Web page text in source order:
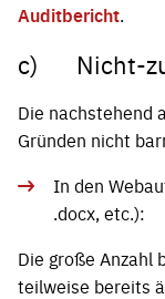
Auditbericht.
c) Nicht-
Die nachstehend
Gründen nicht
In den
.docx, etc.):
Die große Anzahl
teilweise bereits